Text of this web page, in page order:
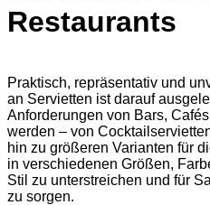
Restaurants
Praktisch, repräsentativ und
an Servietten ist darauf
Anforderungen von Bars,
werden – von
hin zu größeren Varianten für
in verschiedenen Größen,
Stil zu unterstreichen und für
zu sorgen.